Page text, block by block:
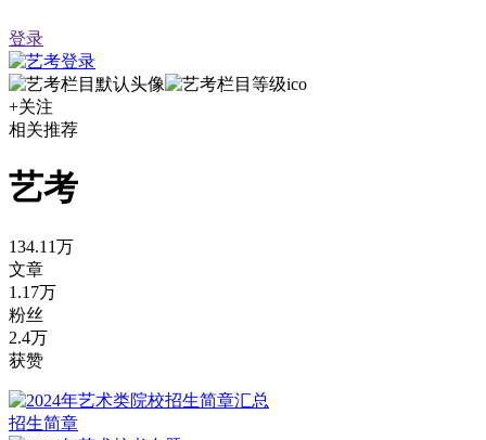
登录
+关注
相关推荐
艺考
134.11万
文章
1.17万
粉丝
2.4万
获赞
招生简章